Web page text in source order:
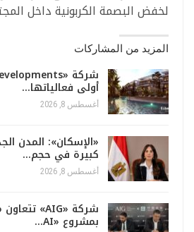
لخفض البصمة الكربونية داخل
المزيد من المشاركات
أولى فعالياتها…
أغسطس 8, 2026
«الإسكان»: المدن
كبيرة في حجم…
أغسطس 8, 2026
بمشروع «AI…